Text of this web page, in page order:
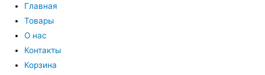
Главная
Товары
О нас
Контакты
Корзина